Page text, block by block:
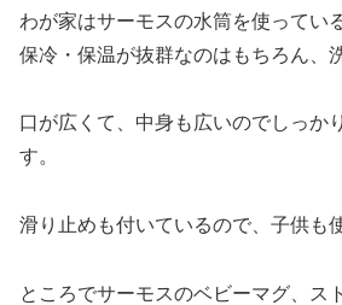
わが家はサーモスの水筒を使ってい
保冷・保温が抜群なのはもちろん、
口が広くて、中身も広いのでしっか
す。
滑り止めも付いているので、子供も
ところでサーモスのベビーマグ、ス